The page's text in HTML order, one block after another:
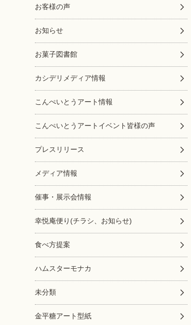
お客様の声
お知らせ
お菓子図書館
カシデリメディア情報
こんぺいとうアート情報
こんぺいとうアートイベント皆様の声
プレスリリース
メディア情報
催事・展示会情報
幸悦庵便り(チラシ、お知らせ)
食べ方提案
ハムスターモナカ
未分類
金平糖アート型紙